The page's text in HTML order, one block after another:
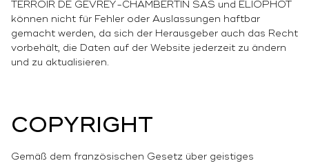
TERROIR DE GEVREY-CHAMBERTIN SAS und ELIOPHOT
können nicht für Fehler oder Auslassungen haftbar
gemacht werden, da sich der Herausgeber auch das Recht
vorbehält, die Daten auf der Website jederzeit zu ändern
und zu aktualisieren.
COPYRIGHT
Gemäß dem französischen Gesetz über geistiges